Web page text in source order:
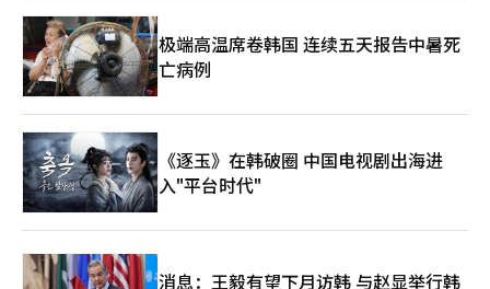
核心位置、强大的食品馆竞争力、忠实客户群和内容策划能力难以
复制。与子公司的协同效应也是其优势之一。与时尚、免税店、酒
店和综合购物中心业务的联动效应也值得期待。但挑战依然存在。
由于线下店铺运营的固定成本高，在消费放缓期业绩波动可能加
大。年轻消费者对价格、趣味和新内容敏感。需要缩小店铺间的竞
争力差距，并在与在线平台的竞争中吸引新客户。新世界百货的未
来方向不仅限于百货店运营，而是更接近于城市生活方式平台的扩
展。超越商品销售，提供体验，扩展商圈，强化基于数据的服务。
作为韩国首家百货店的继承者，新世界能否继续为国内零售业设定
标准，备受市场关注。
极端高温席卷韩国 连续五天报告中暑死
亡病例
《逐玉》在韩破圈 中国电视剧出海进
入"平台时代"
消息：王毅有望下月访韩 与赵显举行韩